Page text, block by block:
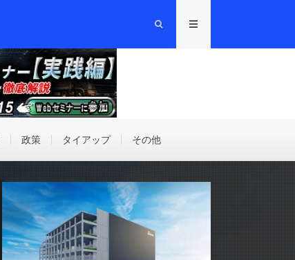
政策 タイアップ その他